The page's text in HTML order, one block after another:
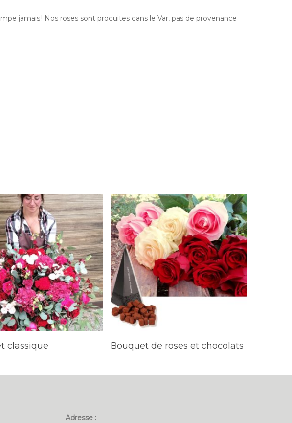
jamais ! Nos roses sont produites dans le Var, pas de provenance
LIRE LA SUITE
classique LIRE LA SUITE
Bouquet de roses et chocolats
Adresse :